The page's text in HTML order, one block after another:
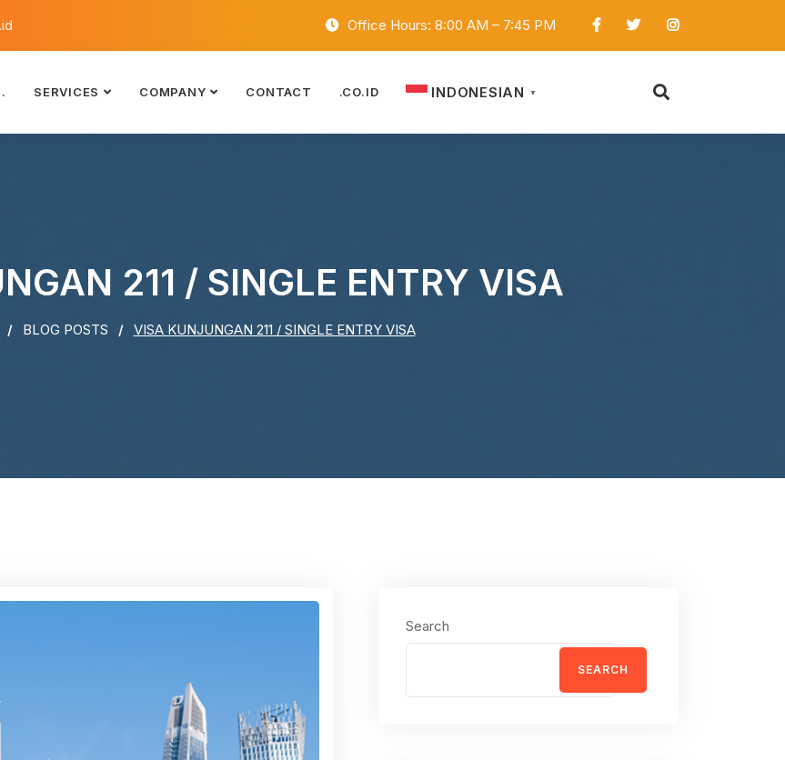
Office Hours: 8:00 AM – 7:45 PM
SERVICES COMPANY CONTACT .CO.ID INDONESIAN ▼
211 / SINGLE ENTRY VISA
BLOG POSTS VISA KUNJUNGAN 211 / SINGLE ENTRY VISA
Search
SEARCH